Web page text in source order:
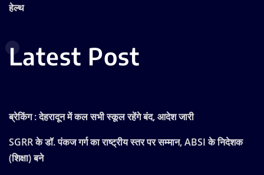
हेल्थ
Latest Post
ब्रेकिंग : देहरादून में कल सभी स्कूल रहेंगे बंद, आदेश जारी
SGRR के डॉ. पंकज गर्ग का राष्ट्रीय स्तर पर सम्मान, ABSI के निदेशक
(शिक्षा) बने